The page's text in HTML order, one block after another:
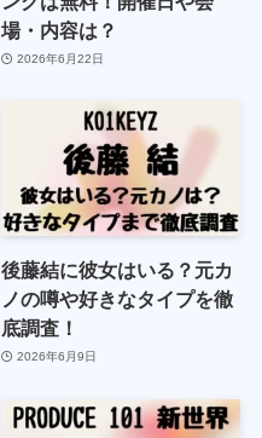
場・内容は？
2026年6月22日
後藤結に彼女はいる？元カ
ノの噂や好きなタイプを徹
底調査！
2026年6月9日